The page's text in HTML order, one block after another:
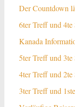
Der Countdown
6ter Treff und 4te
Kanada
5ter Treff und 3te
4ter Treff und 2te
3ter Treff und